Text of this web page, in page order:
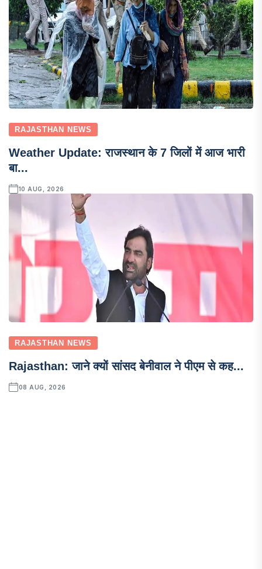
RAJASTHAN NEWS
Weather Update: राजस्थान के 7 जिलों में आज भारी
बा...
10 AUG, 2026
RAJASTHAN NEWS
Rajasthan: जाने क्यों सांसद बेनीवाल ने पीएम से कह...
08 AUG, 2026